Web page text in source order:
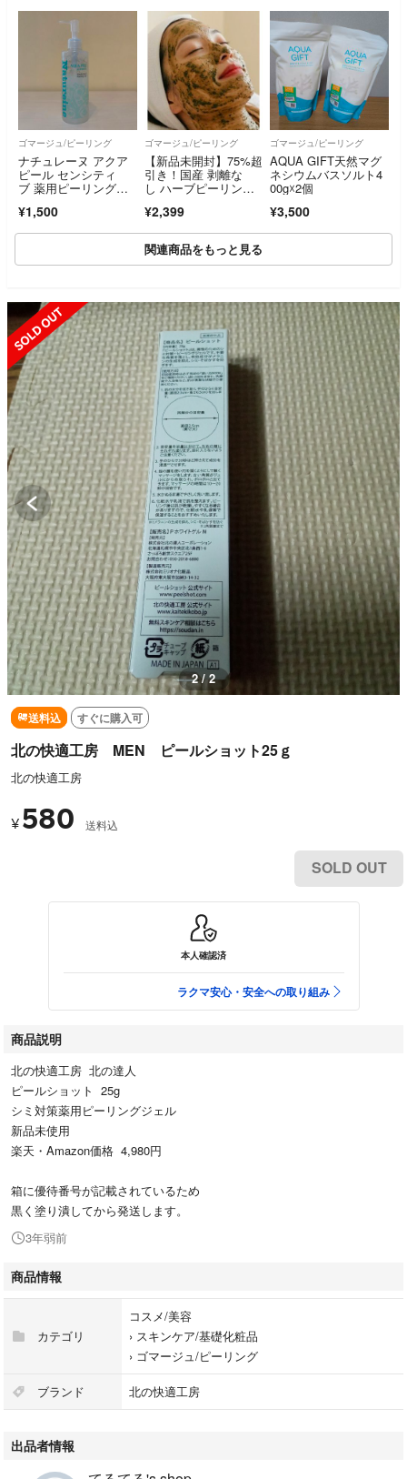
ゴマージュ/ピーリング
ナチュレーヌ アクア
ピール センシティ
ブ 薬用ピーリングジ
¥1,500
ゴマージュ/ピーリング
【新品未開封】75%超
引き！国産 剥離な
し ハーブピーリング
¥2,399
ゴマージュ/ピーリング
AQUA GIFT天然マグ
ネシウムバスソルト4
00g☓2個
¥3,500
関連商品をもっと見る
SOLD OUT
2 / 2
送料込 すぐに購入可
北の快適工房 MEN ピールショット25ｇ
北の快適工房
¥ 580 送料込
SOLD OUT
本人確認済
ラクマ安心・安全への取り組み
商品説明
北の快適工房 北の達人
ピールショット 25g
シミ対策薬用ピーリングジェル
新品未使用
楽天・Amazon価格 4,980円
箱に優待番号が記載されているため
黒く塗り潰してから発送します。
3年弱前
商品情報
カテゴリ
コスメ/美容
› スキンケア/基礎化粧品
› ゴマージュ/ピーリング
ブランド 北の快適工房
出品者情報